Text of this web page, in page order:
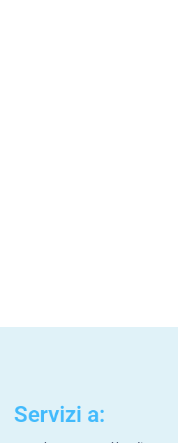
Servizi a: